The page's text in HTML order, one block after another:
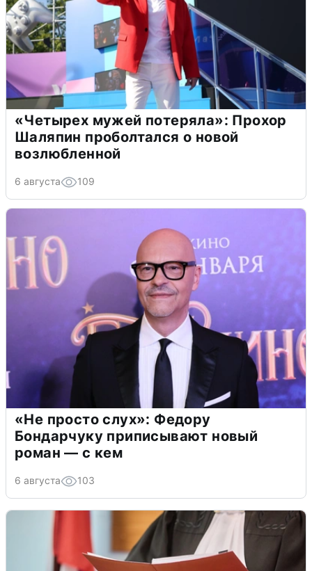
«Четырех мужей потеряла»: Прохор
Шаляпин проболтался о новой
возлюбленной
6 августа 109
«Не просто слух»: Федору
Бондарчуку приписывают новый
роман — с кем
6 августа 103